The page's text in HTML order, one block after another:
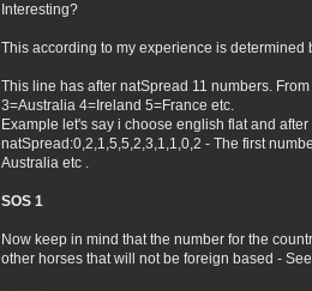
Interesting?
This according to my experience is
This line has after natSpread 11 numbers.
3=Australia 4=Ireland 5=France etc.
Example let's say i choose english flat and
natSpread:0,2,1,5,5,2,3,1,1,0,2 - The first
Australia etc .
SOS 1
Now keep in mind that the number for the
other horses that will not be foreign based -